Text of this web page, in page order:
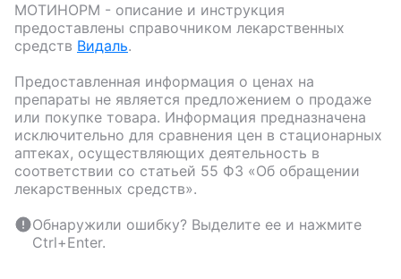
МОТИНОРМ - описание и инструкция
предоставлены справочником лекарственных
средств Видаль.
Предоставленная информация о ценах на
препараты не является предложением о продаже
или покупке товара. Информация предназначена
исключительно для сравнения цен в стационарных
аптеках, осуществляющих деятельность в
соответствии со статьей 55 ФЗ «Об обращении
лекарственных средств».
Обнаружили ошибку? Выделите ее и нажмите
Ctrl+Enter.